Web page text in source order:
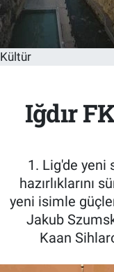
Kültür
Iğdır
1. Lig'de yeni
hazırlıklarını
yeni isimle
Jakub
Kaan